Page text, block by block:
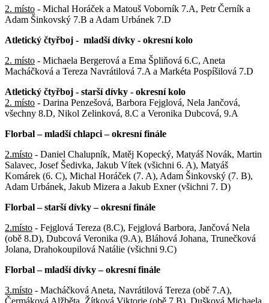
2. místo - Michal Horáček a Matouš Voborník 7.A, Petr Černík a
Adam Šinkovský 7.B a Adam Urbánek 7.D
Atletický čtyřboj - mladší dívky - okresní kolo
2. místo - Michaela Bergerová a Ema Špliňová 6.C, Aneta
Macháčková a Tereza Navrátilová 7.A a Markéta Pospíšilová 7.D
Atletický čtyřboj - starší dívky - okresní kolo
2. místo - Darina Penzešová, Barbora Fejglová, Nela Jančová,
všechny 8.D, Nikol Zelinková, 8.C a Veronika Dubcová, 9.A
Florbal – mladší chlapci – okresní finále
2.místo - Daniel Chalupník, Matěj Kopecký, Matyáš Novák, Martin
Salavec, Josef Šedivka, Jakub Vítek (všichni 6. A), Matyáš
Komárek (6. C), Michal Horáček (7. A), Adam Šinkovský (7. B),
Adam Urbánek, Jakub Mizera a Jakub Exner (všichni 7. D)
Florbal – starší dívky – okresní finále
2.místo - Fejglová Tereza (8.C), Fejglová Barbora, Jančová Nela
(obě 8.D), Dubcová Veronika (9.A), Bláhová Johana, Trunečková
Jolana, Drahokoupilová Natálie (všichni 9.C)
Florbal – mladší dívky – okresní finále
3.místo - Macháčková Aneta, Navrátilová Tereza (obě 7.A),
Čermáková Alžběta, Žítková Viktorie (obě 7.B), Dušková Michaela,